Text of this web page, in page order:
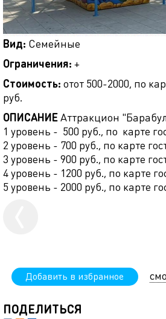
Вид: Семейные
Ограничения: +
Стоимость: отот 500-2000, по
руб.
ОПИСАНИЕАттракцион
1 уровень - 500 руб., по карте
2 уровень - 700 руб., по карте
3 уровень - 900 руб., по карте
4 уровень - 1200 руб., по карте
5 уровень - 2000 руб., по карте
Добавить в избранное
ПОДЕЛИТЬСЯ